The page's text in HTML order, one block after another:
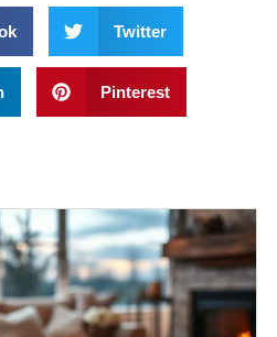
Twitter
Pinterest